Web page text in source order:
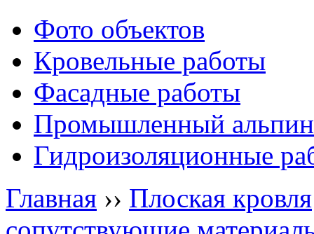
Фото объектов
Кровельные работы
Фасадные работы
Промышленный
Гидроизоляционные
Главная ›› Плоская кровля